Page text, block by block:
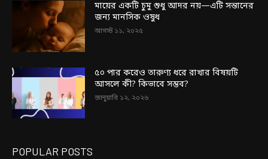
মায়ের একটি চুমু শুধু আদর নয়—এটি সন্তানের
জন্য মানসিক ওষুধ
আগস্ট ১১, ২০২৫
৫০ পার করেও তারুণ্য ধরে রাখার বিষয়টি
আসলে কী? কিভাবে সম্ভব?
জানুয়ারি ১২, ২০২৬
POPULAR POSTS